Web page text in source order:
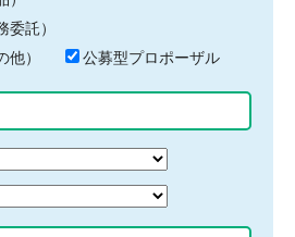
託）
）
公募型プロポーザル